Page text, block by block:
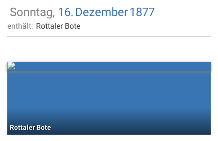
Sonntag, 16. Dezember1877
enthält: Rottaler Bote
Rottaler Bote